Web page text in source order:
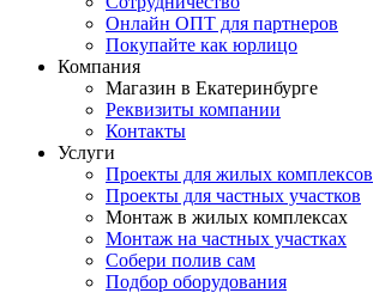
Онлайн ОПТ для партнеров
Покупайте как юрлицо
Компания
Магазин в Екатеринбурге
Реквизиты компании
Контакты
Услуги
Проекты для жилых комплексов
Проекты для частных участков
Монтаж в жилых комплексах
Монтаж на частных участках
Собери полив сам
Подбор оборудования